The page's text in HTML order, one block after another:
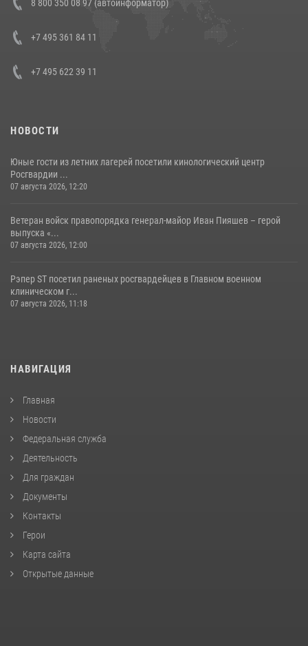
боевого опыта
8 800 350 08 97 (автоинформатор)
+7 495 361 84 11
+7 495 622 39 11
НОВОСТИ
Юные гости из летних лагерей посетили кинологический центр
Росгвардии ...
07 августа 2026, 12:20
Ветеран войск правопорядка генерал-майор Иван Пияшев – герой
выпуска «...
07 августа 2026, 12:00
Рэпер ST посетил раненых росгвардейцев в Главном военном
клиническом г...
07 августа 2026, 11:18
НАВИГАЦИЯ
Главная
Новости
Федеральная служба
Деятельность
Для граждан
Документы
Контакты
Герои
Карта сайта
Открытые данные